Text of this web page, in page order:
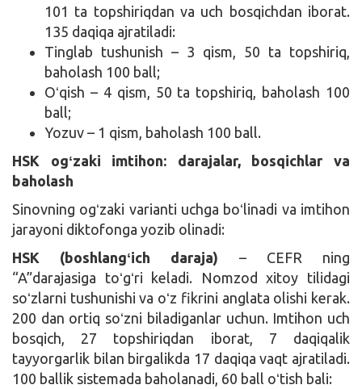
101 ta topshiriqdan va uch bosqichdan iborat.
135 daqiqa ajratiladi:
Tinglab tushunish – 3 qism, 50 ta topshiriq,
baholash 100 ball;
Oʻqish – 4 qism, 50 ta topshiriq, baholash 100
ball;
Yozuv – 1 qism, baholash 100 ball.
HSK ogʻzaki imtihon: darajalar, bosqichlar va
baholash
Sinovning ogʻzaki varianti uchga boʻlinadi va imtihon
jarayoni diktofonga yozib olinadi:
HSK (boshlangʻich daraja) – CEFR ning
“A”darajasiga toʻgʻri keladi. Nomzod xitoy tilidagi
soʻzlarni tushunishi va oʻz fikrini anglata olishi kerak.
200 dan ortiq soʻzni biladiganlar uchun. Imtihon uch
bosqich, 27 topshiriqdan iborat, 7 daqiqalik
tayyorgarlik bilan birgalikda 17 daqiqa vaqt ajratiladi.
100 ballik sistemada baholanadi, 60 ball oʻtish bali: